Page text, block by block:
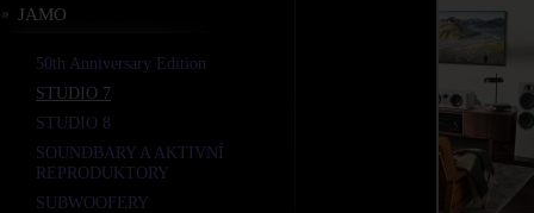
JAMO
50th Anniversary Edition
STUDIO 7
STUDIO 8
SOUNDBARY A AKTIVNÍ
REPRODUKTORY
SUBWOOFERY